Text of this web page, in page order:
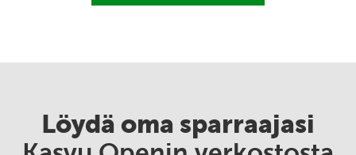
Löydä oma sparraajasi